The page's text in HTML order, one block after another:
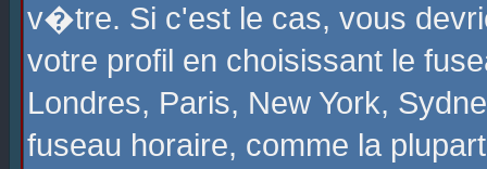
v�tre. Si c'est le cas, vous
votre profil en choisissant le
Londres, Paris, New York,
fuseau horaire, comme la